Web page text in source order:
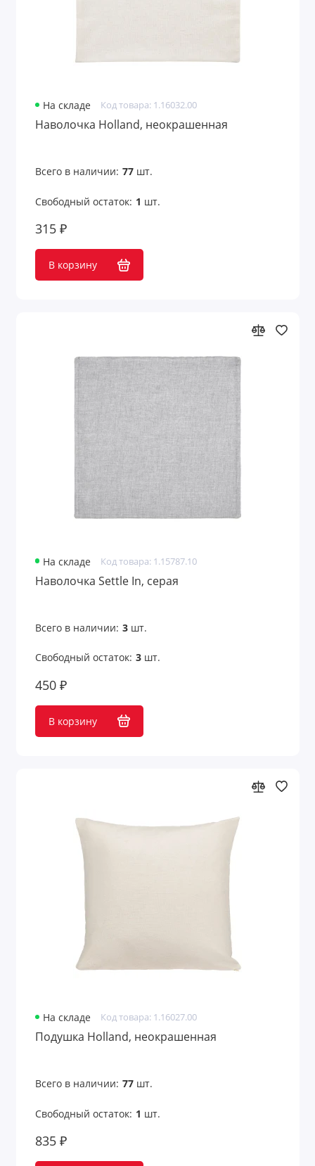
На складе Код товара: 1.16032.00
Наволочка Holland, неокрашенная
Всего в наличии: 77шт.
Свободный остаток: 1 шт.
315 ₽
В корзину
На складе Код товара: 1.15787.10
Наволочка Settle In, серая
Всего в наличии: 3шт.
Свободный остаток: 3шт.
450 ₽
В корзину
На складе Код товара: 1.16027.00
Подушка Holland, неокрашенная
Всего в наличии: 77шт.
Свободный остаток: 1 шт.
835 ₽